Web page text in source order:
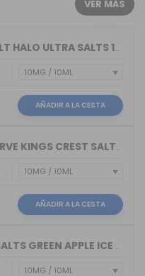
VER MÁS
TRIBECA NIC SALT HALO ULTRA SALTS 10M...
AÑADIR A LA CESTA
DON JUAN RESERVE KINGS CREST SALTS 10ML
AÑADIR A LA CESTA
MAGNUM POD SALTS GREEN APPLE ICE 10ML